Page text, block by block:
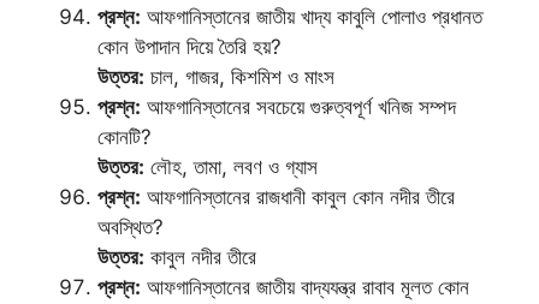
প্রশ্ন: আফগানিস্তানের জাতীয় খাদ্য কাবুলি পোলাও প্রধানত
কোন উপাদান দিয়ে তৈরি হয়?
উত্তর: চাল, গাজর, কিশমিশ ও মাংস
প্রশ্ন: আফগানিস্তানের সবচেয়ে গুরুত্বপূর্ণ খনিজ সম্পদ
কোনটি?
উত্তর: লৌহ, তামা, লবণ ও গ্যাস
প্রশ্ন: আফগানিস্তানের রাজধানী কাবুল কোন নদীর তীরে
অবস্থিত?
উত্তর: কাবুল নদীর তীরে
প্রশ্ন: আফগানিস্তানের জাতীয় বাদ্যযন্ত্র রাবাব মূলত কোন